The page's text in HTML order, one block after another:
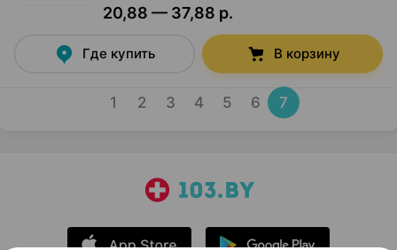
20,88 — 37,88 р.
Где купить В корзину
1 2 3 4 5 6 7